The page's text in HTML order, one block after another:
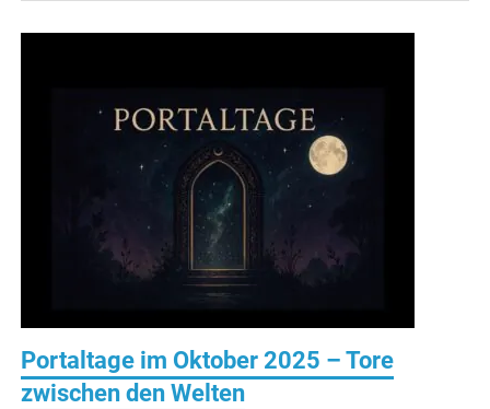
Portaltage im Oktober 2025 – Tore
zwischen den Welten